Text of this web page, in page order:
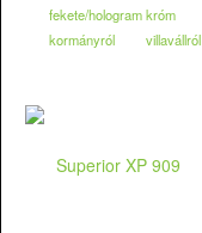
fekete/hologram króm
kormányról
villavállról